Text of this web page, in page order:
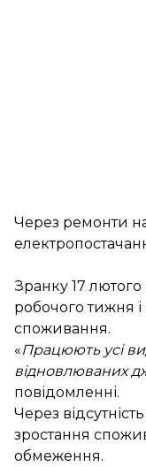
Через ремонти
Зранку 17
робочого тижня і
споживання.
«Працюють усі
відновлюваних
повідомленні.
Через
зростання
обмеження.